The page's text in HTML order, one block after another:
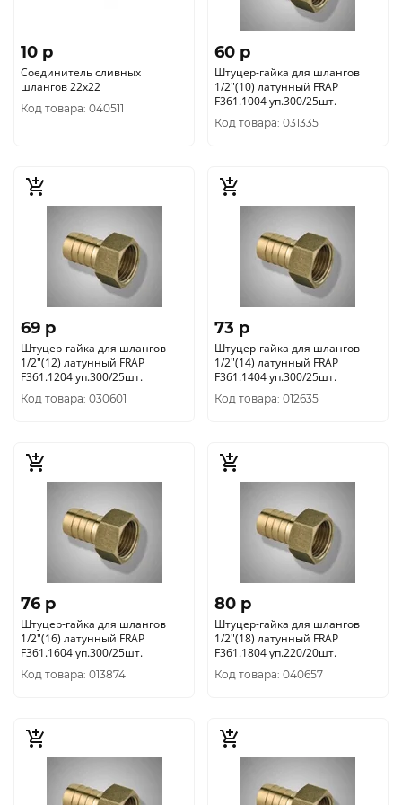
10 p
Соединитель сливных
шлангов 22х22
Код товара: 040511
60 p
Штуцер-гайка для шлангов
1/2"(10) латунный FRAP
F361.1004 уп.300/25шт.
Код товара: 031335
69 p
Штуцер-гайка для шлангов
1/2"(12) латунный FRAP
F361.1204 уп.300/25шт.
Код товара: 030601
73 p
Штуцер-гайка для шлангов
1/2"(14) латунный FRAP
F361.1404 уп.300/25шт.
Код товара: 012635
76 p
Штуцер-гайка для шлангов
1/2"(16) латунный FRAP
F361.1604 уп.300/25шт.
Код товара: 013874
80 p
Штуцер-гайка для шлангов
1/2"(18) латунный FRAP
F361.1804 уп.220/20шт.
Код товара: 040657